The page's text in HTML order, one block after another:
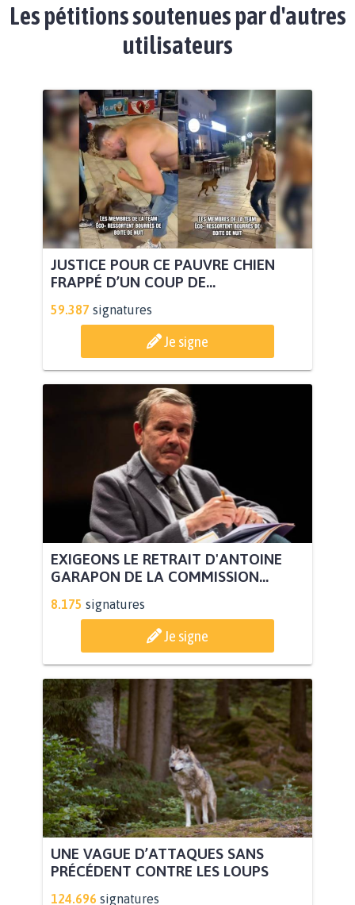
Les pétitions soutenues par d'autres
utilisateurs
JUSTICE POUR CE PAUVRE CHIEN
FRAPPÉ D’UN COUP DE...
59.387 signatures
Je signe
EXIGEONS LE RETRAIT D'ANTOINE
GARAPON DE LA COMMISSION...
8.175 signatures
Je signe
UNE VAGUE D’ATTAQUES SANS
PRÉCÉDENT CONTRE LES LOUPS
124.696 signatures